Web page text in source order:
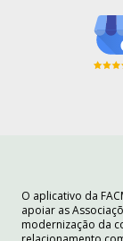
O aplicativo da
apoiar as
modernização da